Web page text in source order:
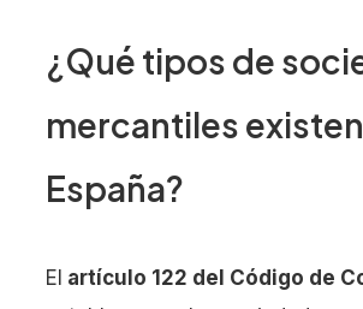
¿Qué tipos de
mercantiles
España?
El artículo 122 del Código de